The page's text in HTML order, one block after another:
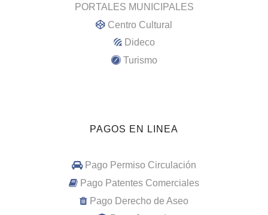
PORTALES MUNICIPALES
Centro Cultural
Dideco
Turismo
PAGOS EN LINEA
Pago Permiso Circulación
Pago Patentes Comerciales
Pago Derecho de Aseo